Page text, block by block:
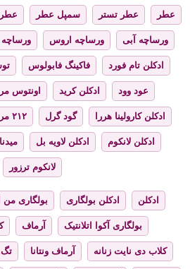
عطر عطر تستر سمپل عطر
ورساچه آبی ورساچه اروس
ادکلن تام فورد فاکینگ فابولوس
عود وود ادکلن کرید اونتوس
ادکلن کارولینا هررا گود گرل ۲۱۲ مردانه
ادکلن لانکوم ادکلن لاویه بل
لانکوم ترزور
ادکلن ادکلن بولگاری بولگاری من
بولگاری آکوا اتلانتیک آرماف
کلاب دی نایت زنانه آرماف ونتانا تگ